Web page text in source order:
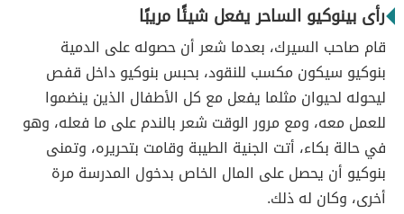
رأى بينوكيو الساحر يفعل شيئًا مريبًا
قام صاحب السيرك، بعدما شعر أن حصوله على الدمية
بنوكيو سيكون مكسب للنقود، بحبس بنوكيو داخل قفص
ليحوله لحيوان مثلما يفعل مع كل الأطفال الذين ينضموا
للعمل معه، ومع مرور الوقت شعر بالندم على ما فعله، وهو
في حالة بكاء، أتت الجنية الطيبة وقامت بتحريره، وتمنى
بنوكيو أن يحصل على المال الخاص بدخول المدرسة مرة
أخرى، وكان له ذلك.